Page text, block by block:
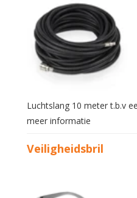
Luchtslang 10 meter t.b.v
meer informatie
Veiligheidsbril